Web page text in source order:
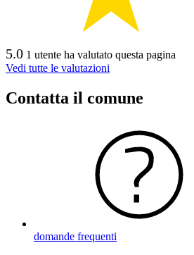
5.0 1 utente ha valutato questa pagina
Vedi tutte le valutazioni
Contatta il comune
domande frequenti